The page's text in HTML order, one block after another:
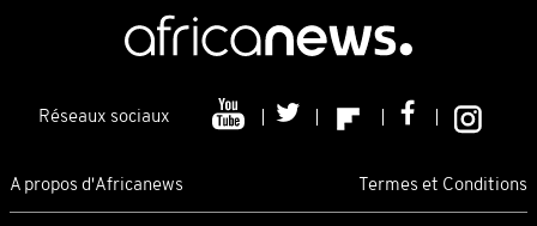
Réseaux sociaux
A propos d'Africanews Termes et Conditions